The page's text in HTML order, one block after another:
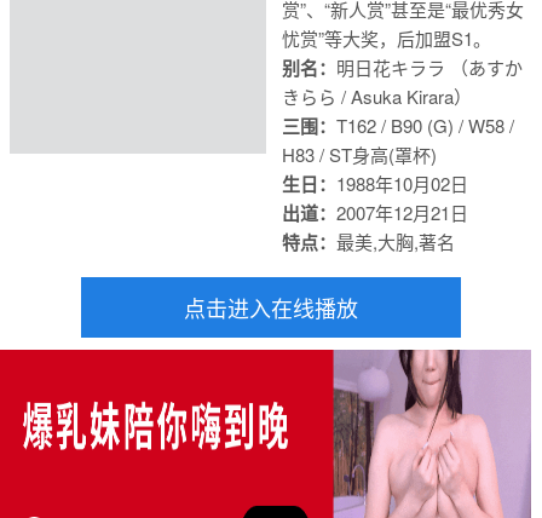
赏”、“新人赏”甚至是“最优秀女
忧赏”等大奖，后加盟S1。
别名： 明日花キララ （あすか
きらら / Asuka Kirara）
三围： T162 / B90 (G) / W58 /
H83 / ST身高(罩杯)
生日： 1988年10月02日
出道： 2007年12月21日
特点： 最美,大胸,著名
点击进入在线播放